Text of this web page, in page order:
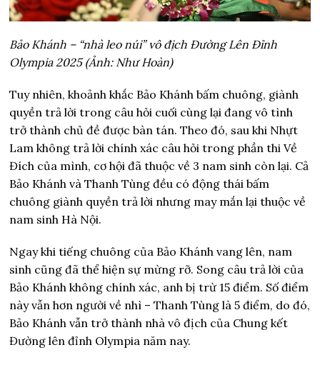
Bảo Khánh – “nhà leo núi” vô địch Đường Lên Đỉnh
Olympia 2025 (Ảnh: Như Hoàn)
Tuy nhiên, khoảnh khắc Bảo Khánh bấm chuông, giành
quyền trả lời trong câu hỏi cuối cùng lại đang vô tình
trở thành chủ đề được bàn tán. Theo đó, sau khi Nhựt
Lam không trả lời chính xác câu hỏi trong phần thi Về
Đích của mình, cơ hội đã thuộc về 3 nam sinh còn lại. Cả
Bảo Khánh và Thanh Tùng đều có động thái bấm
chuông giành quyền trả lời nhưng may mắn lại thuộc về
nam sinh Hà Nội.
Ngay khi tiếng chuông của Bảo Khánh vang lên, nam
sinh cũng đã thể hiện sự mừng rỡ. Song câu trả lời của
Bảo Khánh không chính xác, anh bị trừ 15 điểm. Số điểm
này vẫn hơn người về nhì – Thanh Tùng là 5 điểm, do đó,
Bảo Khánh vẫn trở thành nhà vô địch của Chung kết
Đường lên đỉnh Olympia năm nay.